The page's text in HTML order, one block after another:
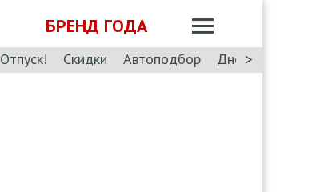
БРЕНД ГОДА
Отпуск! Скидки Автоподбор Дневник: Лада
>